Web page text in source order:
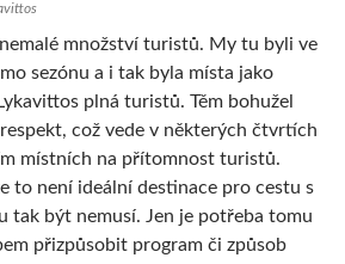
množství turistů. My tu byli ve
sezónu a i tak byla místa jako
plná turistů. Těm bohužel
což vede v některých čtvrtích
místních na přítomnost turistů.
to není ideální destinace pro cestu s
tak být nemusí. Jen je potřeba tomu
přizpůsobit program či způsob